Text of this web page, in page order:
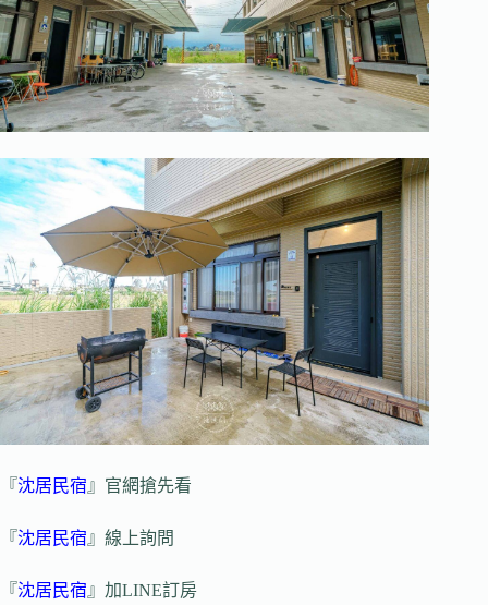
『沈居民宿 』官網搶先看
『沈居民宿 』線上詢問
『沈居民宿 』加LINE訂房